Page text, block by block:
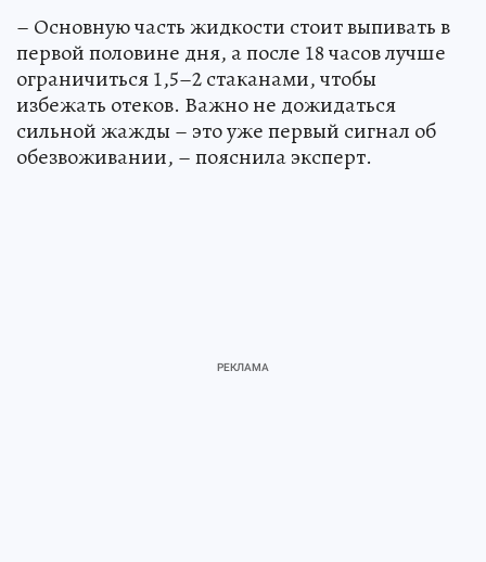
– Основную часть жидкости стоит выпивать в
первой половине дня, а после 18 часов лучше
ограничиться 1,5–2 стаканами, чтобы
избежать отеков. Важно не дожидаться
сильной жажды – это уже первый сигнал об
обезвоживании, – пояснила эксперт.